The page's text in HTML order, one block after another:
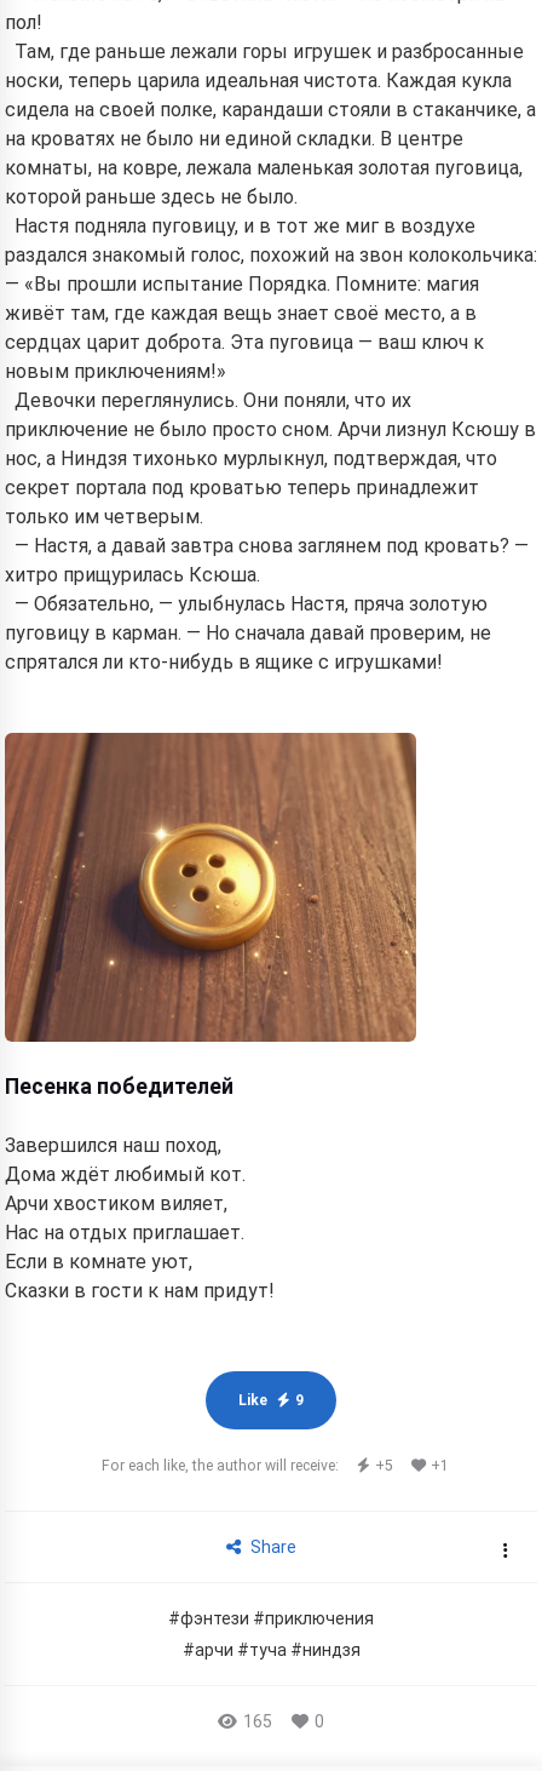
пол!
Там, где раньше лежали горы игрушек и разбросанные
носки, теперь царила идеальная чистота. Каждая кукла
сидела на своей полке, карандаши стояли в стаканчике, а
на кроватях не было ни единой складки. В центре
комнаты, на ковре, лежала маленькая золотая пуговица,
которой раньше здесь не было.
Настя подняла пуговицу, и в тот же миг в воздухе
раздался знакомый голос, похожий на звон колокольчика:
— «Вы прошли испытание Порядка. Помните: магия
живёт там, где каждая вещь знает своё место, а в
сердцах царит доброта. Эта пуговица — ваш ключ к
новым приключениям!»
Девочки переглянулись. Они поняли, что их
приключение не было просто сном. Арчи лизнул Ксюшу в
нос, а Ниндзя тихонько мурлыкнул, подтверждая, что
секрет портала под кроватью теперь принадлежит
только им четверым.
— Настя, а давай завтра снова заглянем под кровать? —
хитро прищурилась Ксюша.
— Обязательно, — улыбнулась Настя, пряча золотую
пуговицу в карман. — Но сначала давай проверим, не
спрятался ли кто-нибудь в ящике с игрушками!
Песенка победителей
Завершился наш поход,
Дома ждёт любимый кот.
Арчи хвостиком виляет,
Нас на отдых приглашает.
Если в комнате уют,
Сказки в гости к нам придут!
Like 9
For each like, the author will receive: +5 +1
Share
#фэнтези #приключения
#арчи #туча #ниндзя
165 0